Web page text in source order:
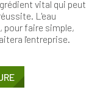
vital qui peut
L'eau
pour faire simple,
l'entreprise.